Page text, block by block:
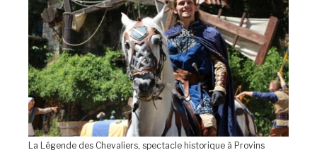
La Légende des Chevaliers, spectacle historique à Provins